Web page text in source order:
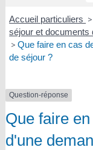
Accueil particuliers >
séjour et documents
> Que faire en cas
de séjour ?
Question-réponse
Que faire
d'une